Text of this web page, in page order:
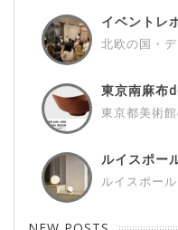
イベントレ
話...
北欧の国・
東京南麻布
東京都美術
ルイスポー
ルイスポー